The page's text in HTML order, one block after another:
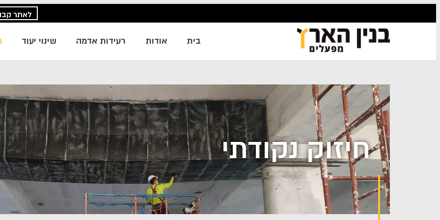
לאתר
בית אודות רעידות אדמה שינוי יעוד
חיזוק נקודתי